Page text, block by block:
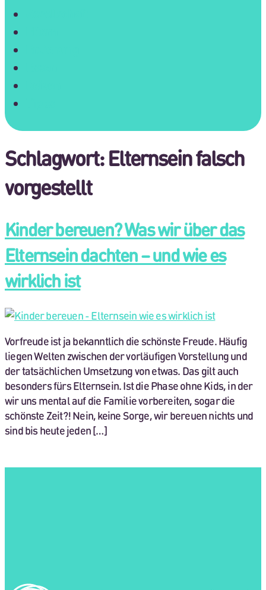
Schlagwort:Elternsein falsch
vorgestellt
Kinder bereuen? Was wir über das
Elternsein dachten – und wie es
wirklich ist
Vorfreude ist ja bekanntlich die schönste Freude. Häufig
liegen Welten zwischen der vorläufigen Vorstellung und
der tatsächlichen Umsetzung von etwas. Das gilt auch
besonders fürs Elternsein. Ist die Phase ohne Kids, in der
wir uns mental auf die Familie vorbereiten, sogar die
schönste Zeit?! Nein, keine Sorge, wir bereuen nichts und
sind bis heute jeden […]